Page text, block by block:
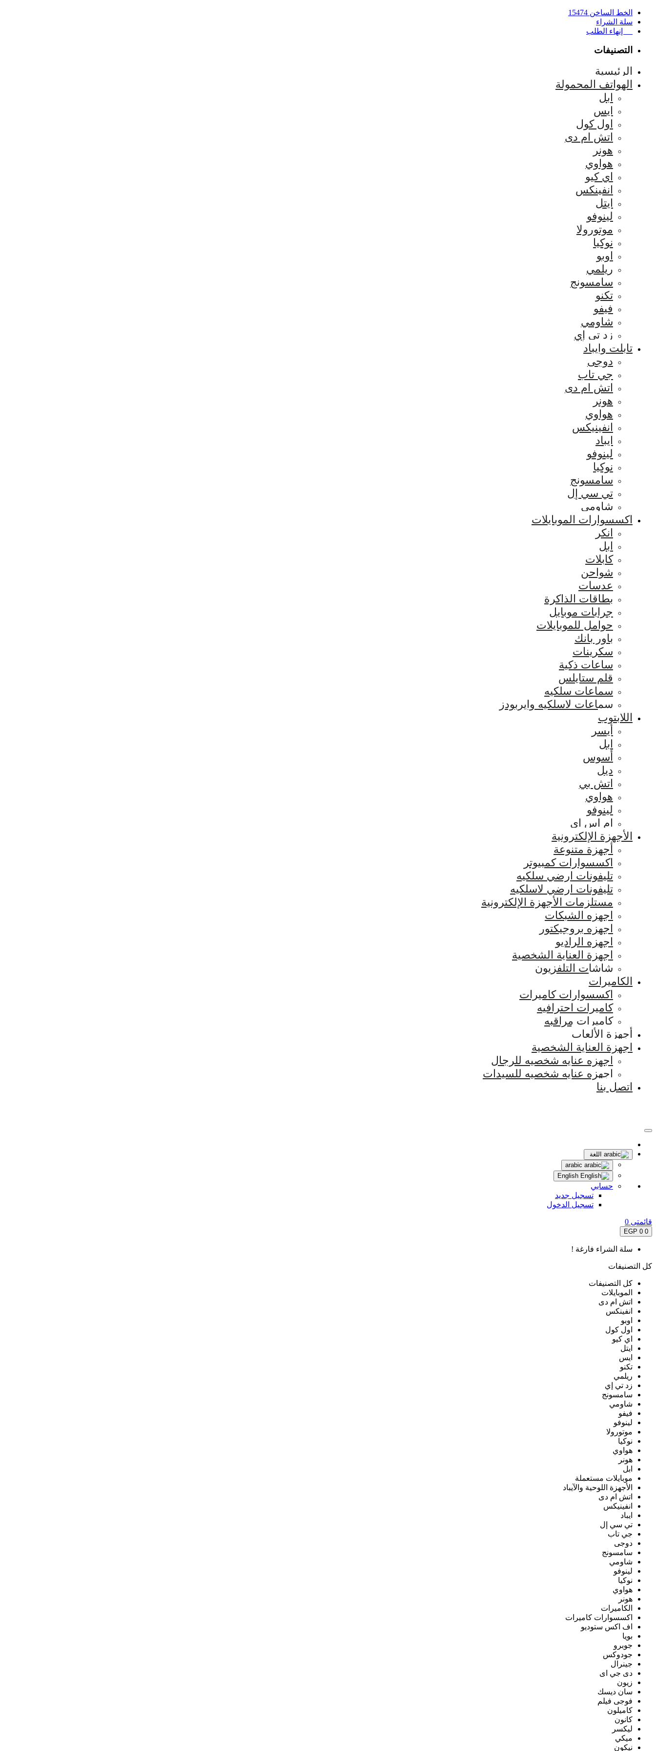
الخط الساخن 15474
سلة الشراء
إنهاء الطلب
التصنيفات
الرئيسية
الهواتف المحمولة
ابل
ايس
اول كول
اتش ام دى
هونر
هواوي
اي كيو
انفينكس
ايتل
لينوفو
موتورولا
نوكيا
اوبو
ريلمي
سامسونج
تكنو
فيفو
شاومي
زد تي إي
تابلت وايباد
دوجى
جي تاب
اتش ام دى
هونر
هواوي
انفينيكس
ايباد
لينوفو
نوكيا
سامسونج
تي سي إل
شاومي
اكسسوارات الموبايلات
انكر
ابل
كابلات
شواحن
عدسات
بطاقات الذاكرة
جرابات موبايل
حوامل للموبايلات
باور بانك
سكرينات
ساعات ذكية
قلم ستايلس
سماعات سلكيه
سماعات لاسلكيه وايربودز
اللابتوب
أيسر
ابل
أسوس
ديل
اتش بي
هواوي
لينوفو
ام اس اي
الأجهزة الإلكترونية
أجهزة متنوعة
اكسسوارات كمبيوتر
تليفونات ارضي سلكيه
تليفونات ارضي لاسلكيه
مستلزمات الأجهزة الإلكترونية
اجهزه الشبكات
اجهزه بروجيكتور
اجهزه الراديو
اجهزة العناية الشخصية
شاشات التلفزيون
الكاميرات
اكسسوارات كاميرات
كاميرات احترافيه
كاميرات مراقبه
أجهزة الألعاب
اجهزة العناية الشخصية
اجهزه عنايه شخصيه للرجال
اجهزه عنايه شخصيه للسيدات
اتصل بنا
اللغة
حسابي
تسجيل جديد
تسجيل الدخول
قائمتى 0
0
0 EGP
سلة الشراء فارغة !
كل التصنيفات
كل التصنيفات
الموبايلات
اتش ام دى
انفينكس
اوبو
اول كول
اي كيو
ايتل
ايس
تكنو
ريلمي
زد تي إي
سامسونج
شاومي
فيفو
لينوفو
موتورولا
نوكيا
هواوي
هونر
ابل
موبايلات مستعملة
الأجهزة اللوحية والآيباد
اتش ام دى
انفينيكس
ايباد
تي سي إل
جي تاب
دوجى
سامسونج
شاومي
لينوفو
نوكيا
هواوي
هونر
الكاميرات
اكسسوارات كاميرات
اف اكس ستوديو
بويا
جوبرو
جودوكس
جينرال
دى جي اى
زيون
سان ديسك
فوجى فيلم
كاميلون
كانون
ليكسر
ميكي
نيكون